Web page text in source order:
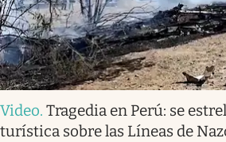
Video. Tragedia en Perú: se
turística sobre las Líneas de